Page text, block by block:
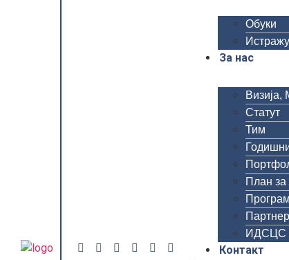
Обуки
За нас
Визија,
Статут
Тим
План за
ИДСЦС
Контакт